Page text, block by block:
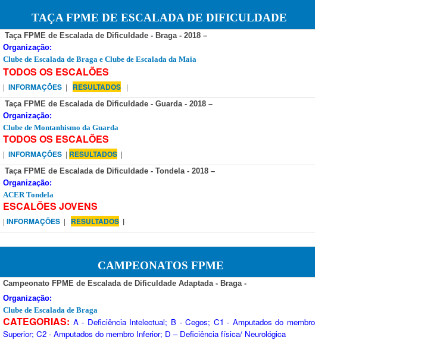
TAÇA FPME DE ESCALADA DE DIFICULDADE
Taça FPME de Escalada de Dificuldade - Braga - 2018 –
Organização:
Clube de Escalada de Braga e Clube de Escalada da Maia
TODOS OS ESCALÕES
| INFORMAÇÕES | RESULTADOS |
Taça FPME de Escalada de Dificuldade - Guarda - 2018 –
Organização:
Clube de Montanhismo da Guarda
TODOS OS ESCALÕES
| INFORMAÇÕES | RESULTADOS |
Taça FPME de Escalada de Dificuldade - Tondela - 2018 –
Organização:
ACER Tondela
ESCALÕES JOVENS
| INFORMAÇÕES | RESULTADOS |
CAMPEONATOS FPME
Campeonato FPME de Escalada de Dificuldade Adaptada - Braga -
Organização:
Clube de Escalada de Braga
CATEGORIAS: A - Deficiência Intelectual; B - Cegos; C1 - Amputados do membro
Superior; C2 - Amputados do membro Inferior; D – Deficiência física/ Neurológica